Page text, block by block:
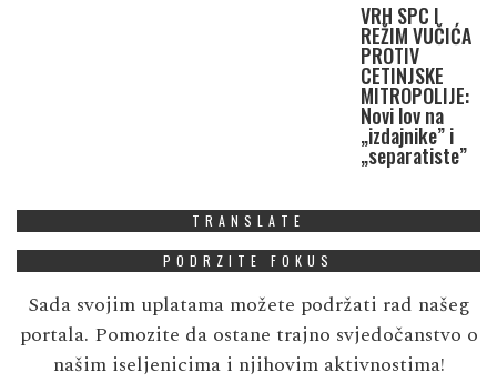
VRH SPC I
REŽIM VUČIĆA
PROTIV
CETINJSKE
MITROPOLIJE:
Novi lov na
„izdajnike” i
„separatiste”
TRANSLATE
PODRZITE FOKUS
Sada svojim uplatama možete podržati rad našeg
portala. Pomozite da ostane trajno svjedočanstvo o
našim iseljenicima i njihovim aktivnostima!